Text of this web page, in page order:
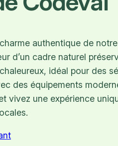
authentique de
d’un cadre naturel
idéal pour des
des équipements
vivez une expérience